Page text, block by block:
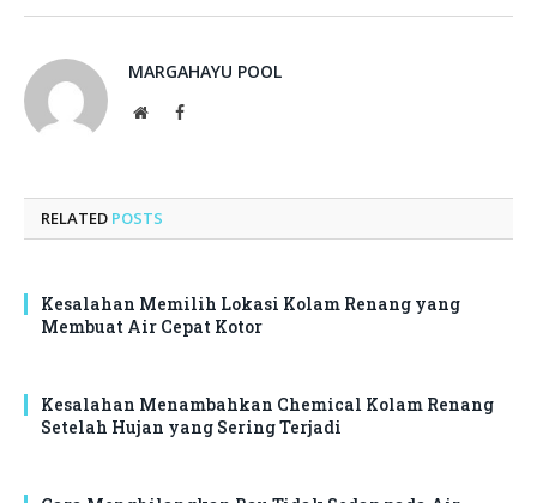
MARGAHAYU POOL
WebsiteFacebook
RELATED POSTS
Kesalahan Memilih Lokasi Kolam Renang yang
Membuat Air Cepat Kotor
Kesalahan Menambahkan Chemical Kolam Renang
Setelah Hujan yang Sering Terjadi